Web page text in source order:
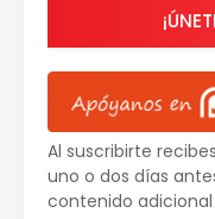
Al suscribirte
uno o dos días
contenido